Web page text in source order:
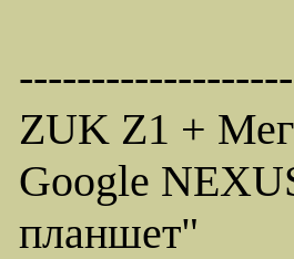
ZUK Z1 +
Google
планшет"